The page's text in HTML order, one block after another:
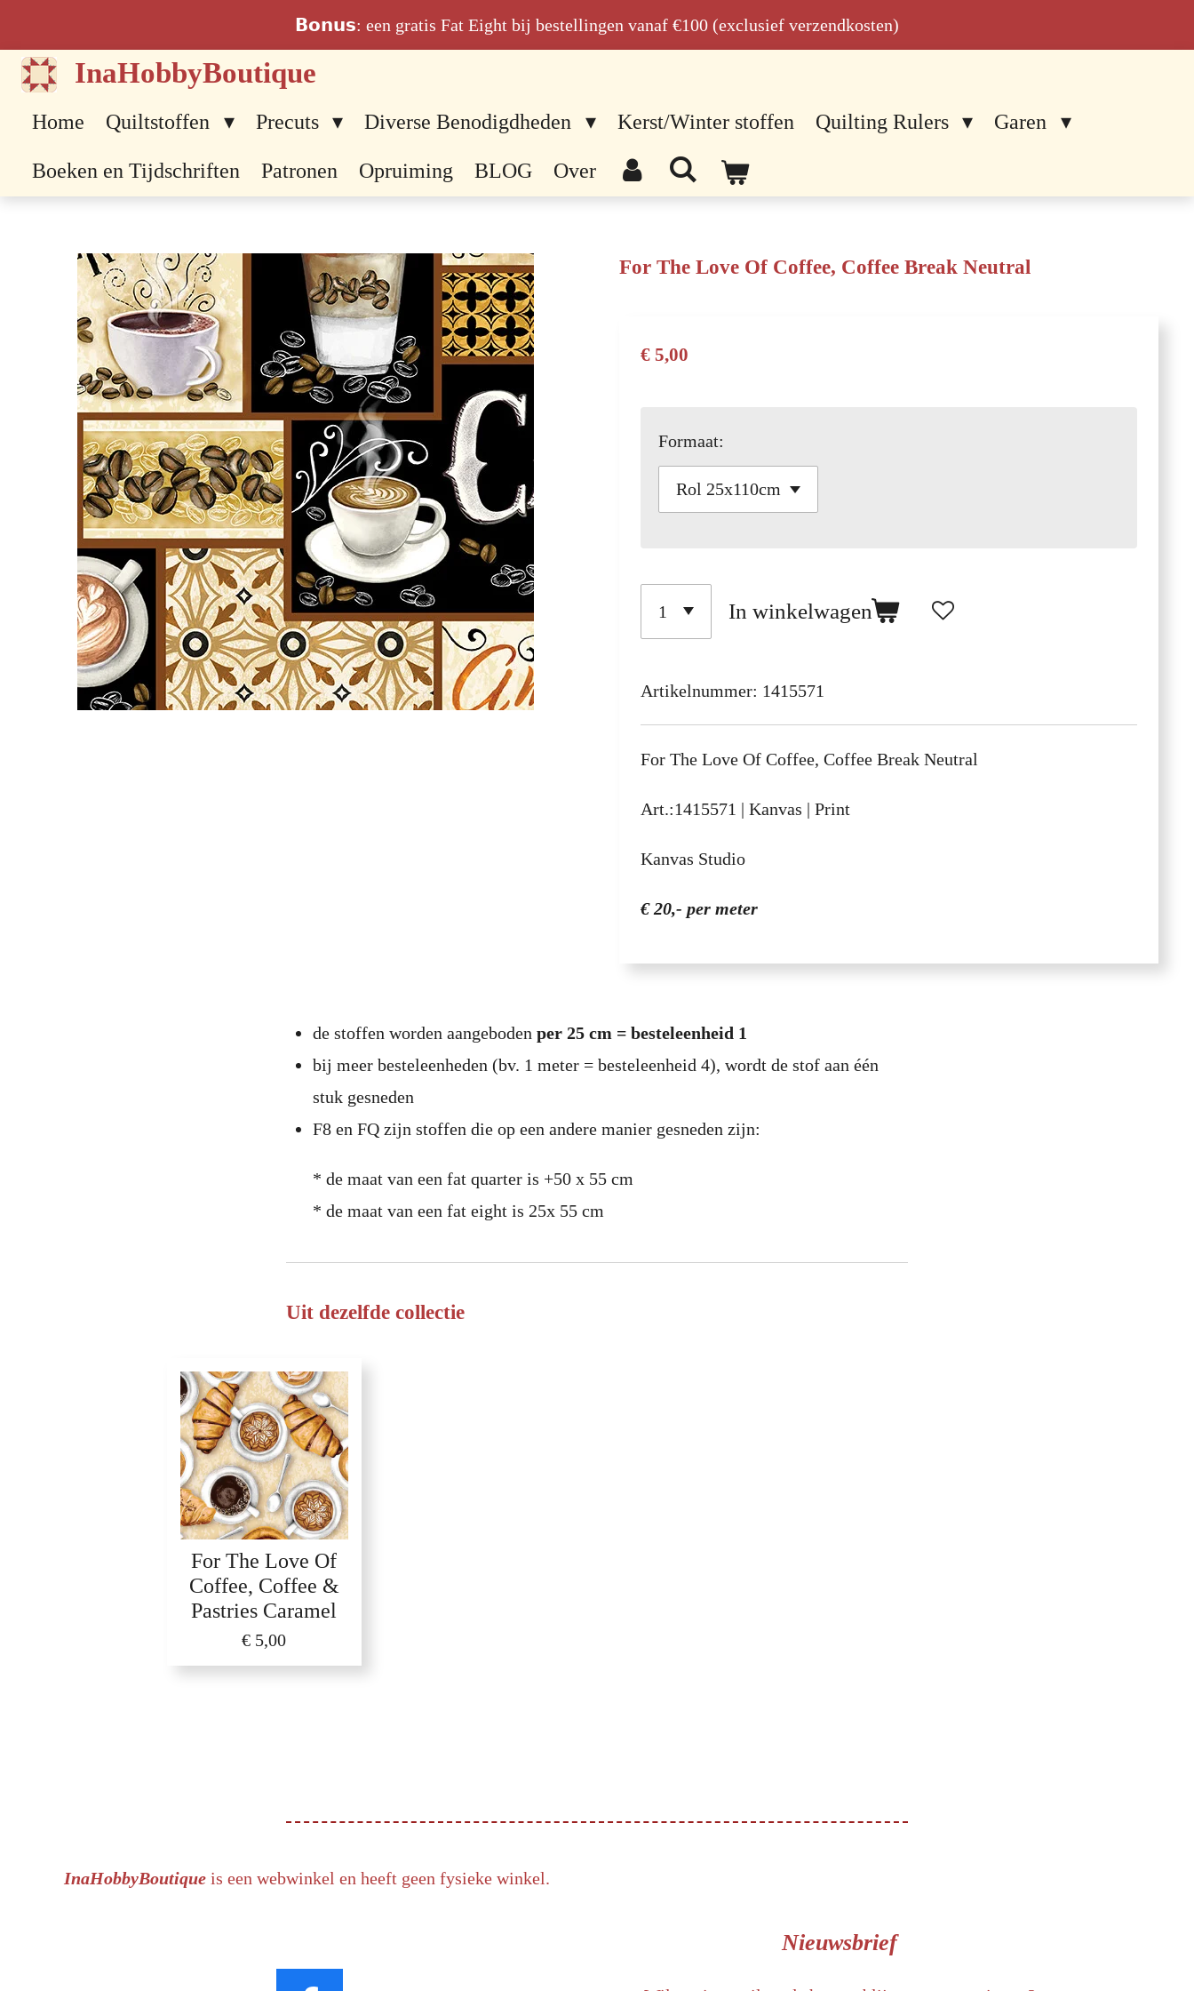
direct
naar
𝗕𝗼𝗻𝘂𝘀: een gratis Fat Eight bij bestellingen vanaf €100 (exclusief verzendkosten)
InaHobbyBoutique
Home Quiltstoffen Precuts Diverse Benodigdheden Kerst/Winter stoffen Quilting Rulers Garen
Boeken en Tijdschriften Patronen Opruiming BLOG Over
For The Love Of Coffee, Coffee Break Neutral
€ 5,00
Formaat:
In winkelwagen
Artikelnummer: 1415571
For The Love Of Coffee, Coffee Break Neutral
Art.:1415571 | Kanvas | Print
Kanvas Studio
€ 20,- per meter
de stoffen worden aangeboden per 25 cm = besteleenheid 1
bij meer besteleenheden (bv. 1 meter = besteleenheid 4), wordt de stof aan één
stuk gesneden
F8 en FQ zijn stoffen die op een andere manier gesneden zijn:
* de maat van een fat quarter is +50 x 55 cm
* de maat van een fat eight is 25x 55 cm
Uit dezelfde collectie
For The Love Of
Coffee, Coffee &
Pastries Caramel
€ 5,00
InaHobbyBoutique is een webwinkel en heeft geen fysieke winkel.
Nieuwsbrief